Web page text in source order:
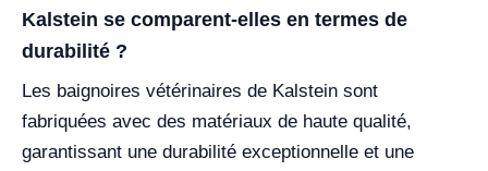
Kalstein se comparent-elles en termes de
durabilité ?
Les baignoires vétérinaires de Kalstein sont
fabriquées avec des matériaux de haute qualité,
garantissant une durabilité exceptionnelle et une